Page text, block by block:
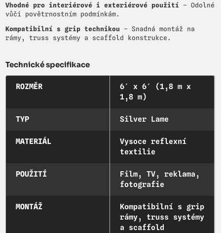
Vhodné pro interiérové i exteriérové použití – Odolné
vůči povětrnostním podmínkám.
Kompatibilní s grip technikou – Snadná montáž na
rámy, truss systémy a scaffold konstrukce.
Technické specifikace
ROZMĚR
6′ x 6′ (1,8 m x
1,8 m)
TYP Silver Lame
MATERIÁL
Vysoce reflexní
textilie
POUŽITÍ
Film, TV, reklama,
fotografie
MONTÁŽ
Kompatibilní s grip
rámy, truss systémy
a scaffold